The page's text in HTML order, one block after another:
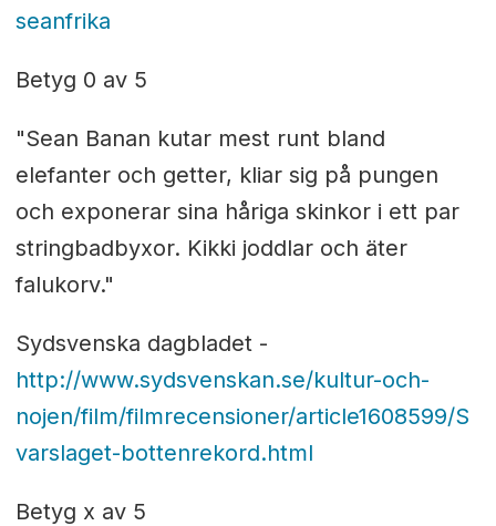
seanfrika
Betyg 0 av 5
"Sean Banan kutar mest runt bland
elefanter och getter, kliar sig på pungen
och exponerar sina håriga skinkor i ett par
stringbadbyxor. Kikki joddlar och äter
falukorv."
Sydsvenska dagbladet -
http://www.sydsvenskan.se/kultur-och-
nojen/film/filmrecensioner/article1608599/S
varslaget-bottenrekord.html
Betyg x av 5